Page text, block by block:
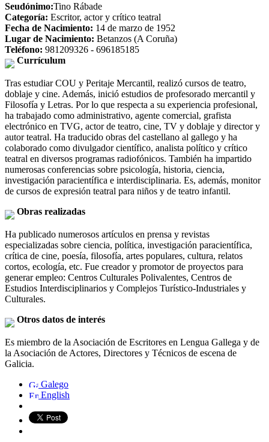
Seudónimo:Tino Rábade
Categoría: Escritor, actor y crítico teatral
Fecha de Nacimiento: 14 de marzo de 1952
Lugar de Nacimiento: Betanzos (A Coruña)
Teléfono: 981209326 - 696185185
Currículum
Tras estudiar COU y Peritaje Mercantil, realizó cursos de teatro,
doblaje y cine. Además, inició estudios de profesorado mercantil y
Filosofía y Letras. Por lo que respecta a su experiencia profesional,
ha trabajado como administrativo, agente comercial, grafista
electrónico en TVG, actor de teatro, cine, TV y doblaje y director y
autor teatral. Ha traducido obras del castellano al gallego y ha
colaborado como divulgador científico, analista político y crítico
teatral en diversos programas radiofónicos. También ha impartido
numerosas conferencias sobre psicología, historia, ciencia,
investigación paracientífica e interdisciplinaria. Es, además, monitor
de cursos de expresión teatral para niños y de teatro infantil.
Obras realizadas
Ha publicado numerosos artículos en prensa y revistas
especializadas sobre ciencia, política, investigación paracientífica,
crítica de cine, poesía, filosofía, artes populares, cultura, relatos
cortos, ecología, etc. Fue creador y promotor de proyectos para
generar empleo: Centros Culturales Polivalentes, Centros de
Estudios Interdisciplinarios y Complejos Turístico-Industriales y
Culturales.
Otros datos de interés
Es miembro de la Asociación de Escritores en Lengua Gallega y de
la Asociación de Actores, Directores y Técnicos de escena de
Galicia.
Galego
English